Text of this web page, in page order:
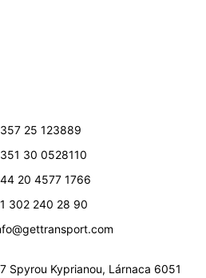
25 123889
30 0528110
20 4577 1766
302 240 28 90
Spyrou Kyprianou, Lárnaca 6051